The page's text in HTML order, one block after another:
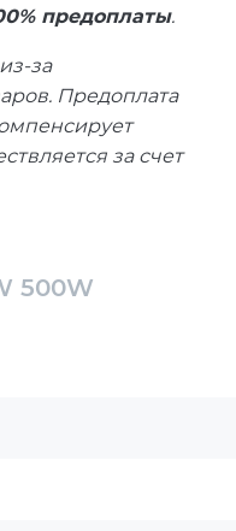
предоплаты.
за
Предоплата
за счет
при
от
в солнечной
дне, будь то
500W